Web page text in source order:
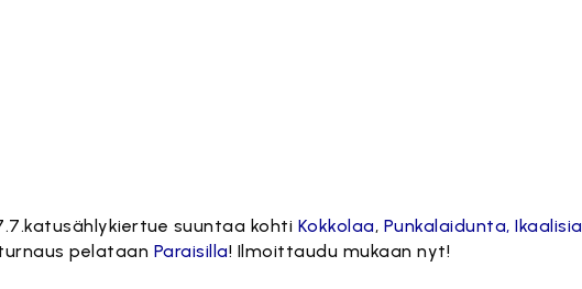
suuntaa kohti Kokkolaa, Punkalaidunta, Ikaalisia
pelataan Paraisilla! Ilmoittaudu mukaan nyt!